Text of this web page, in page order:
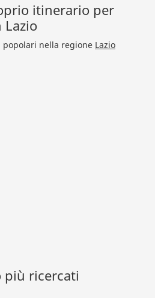
itinerario per
nella regione Lazio
ricercati